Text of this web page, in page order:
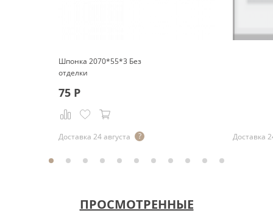
Шпонка 2070*55*3 Без
отделки
75 Р
Доставка 24 августа Доставка
ПРОСМОТРЕННЫЕ